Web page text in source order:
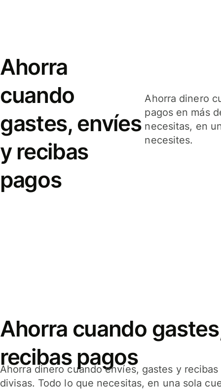
Ahorra
cuando
gastes, envíes
y recibas
pagos
Ahorra dinero
pagos en más
necesitas, en
necesites.
Ahorra cuando
recibas pagos
Ahorra dinero cuando envíes, gastes y
divisas. Todo lo que necesitas, en una sola